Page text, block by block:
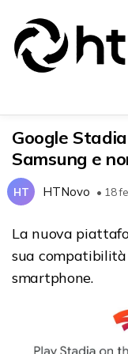
Google
Samsung e
HT HTNovo • 18
La nuova
sua
smartphone.